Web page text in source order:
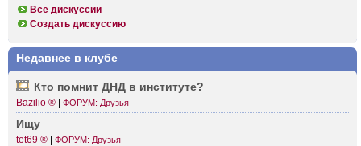
Все дискуссии
Создать дискуссию
Недавнее в клубе
Кто помнит ДНД в инсти­туте?
Bazilio ® ФОРУМ: Друзья
Ищу
tet69 ® ФОРУМ: Друзья